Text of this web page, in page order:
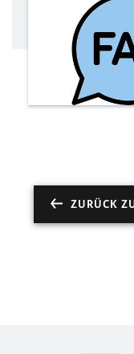
ZURÜCK